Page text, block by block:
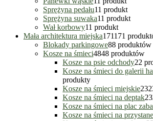
Sprężyna pedału11 produkt
Sprężyna suwaka11 produkt
Wał korbowy11 produkt
Mała architektura miejska171171
Blokady parkingowe88 produktów
Kosze na śmieci4848 produktów
Kosze na psie odchody22
Kosze na śmieci do galerii
produkty
Kosze na śmieci miejskie23
Kosze na śmieci na deptak23
Kosze na śmieci na plac
Kosze na śmieci na